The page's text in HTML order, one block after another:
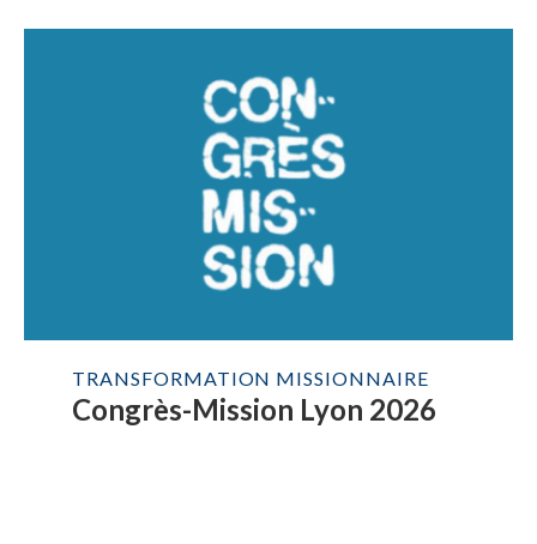
TRANSFORMATION MISSIONNAIRE
Congrès-Mission Lyon 2026